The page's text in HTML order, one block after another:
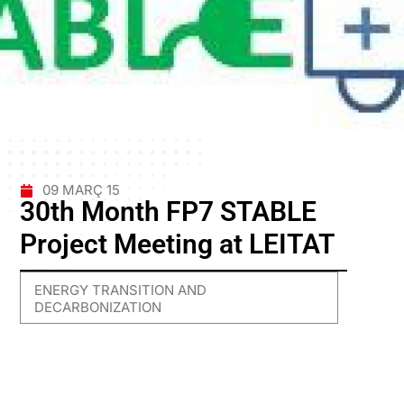
09 MARÇ 15
30th Month FP7 STABLE
Project Meeting at LEITAT
ENERGY TRANSITION AND
DECARBONIZATION